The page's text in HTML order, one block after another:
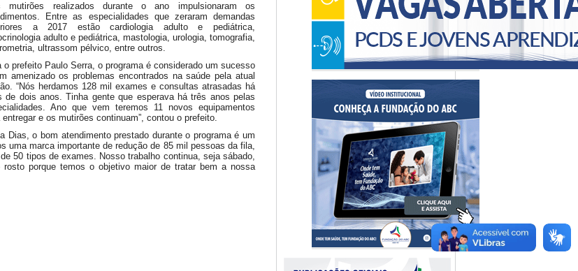
mutirões realizados durante o ano impulsionaram os
Entre as especialidades que zeraram demandas
a 2017 estão cardiologia adulto e pediátrica,
adulto e pediátrica, mastologia, urologia, tomografia,
ultrassom pélvico, entre outros.
o prefeito Paulo Serra, o programa é considerado um sucesso
amenizado os problemas encontrados na saúde pela atual
“Nós herdamos 128 mil exames e consultas atrasadas há
de dois anos. Tinha gente que esperava há três anos pelas
Ano que vem teremos 11 novos equipamentos
entregar e os mutirões continuam”, contou o prefeito.
Dias, o bom atendimento prestado durante o programa é um
uma marca importante de redução de 85 mil pessoas da fila,
50 tipos de exames. Nosso trabalho continua, seja sábado,
porque temos o objetivo maior de tratar bem a nossa